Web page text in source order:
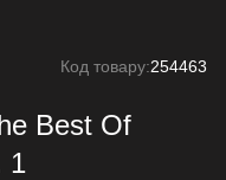
Код товару:254463
Best Of
1